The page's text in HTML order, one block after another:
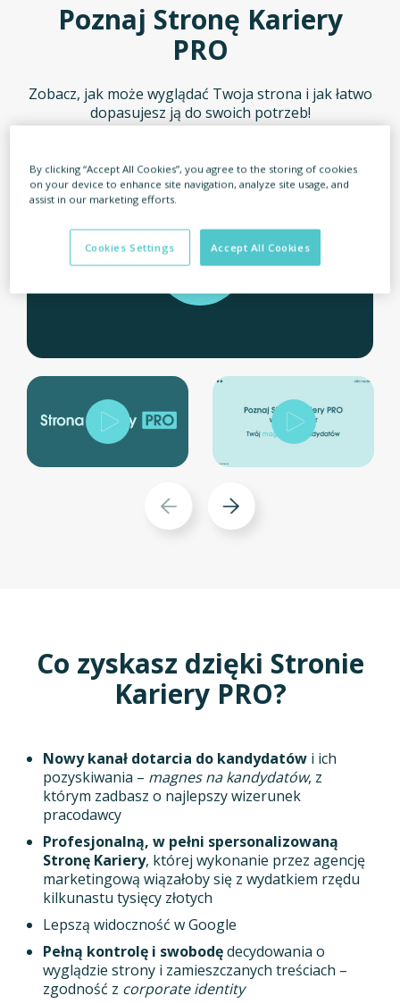
Poznaj Stronę Kariery
PRO
Zobacz, jak może wyglądać Twoja strona i jak łatwo
dopasujesz ją do swoich potrzeb!
Co zyskasz dzięki Stronie
Kariery PRO?
Nowy kanał dotarcia do kandydatówi ich
pozyskiwania – magnes na kandydatów, z
którym zadbasz o najlepszy wizerunek
pracodawcy
Profesjonalną, w pełni spersonalizowaną
Stronę Kariery, której wykonanie przez agencję
marketingową wiązałoby się z wydatkiem rzędu
kilkunastu tysięcy złotych
Lepszą widoczność w Google
Pełną kontrolę i swobodędecydowania o
wyglądzie strony i zamieszczanych treściach –
zgodność z corporate identity
By clicking “Accept All Cookies”, you agree to the storing of cookies
on your device to enhance site navigation, analyze site usage, and
assist in our marketing efforts.
Accept All Cookies
Cookies Settings